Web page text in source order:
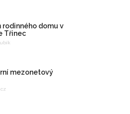
rodinného domu v
Třinec
mezonetový